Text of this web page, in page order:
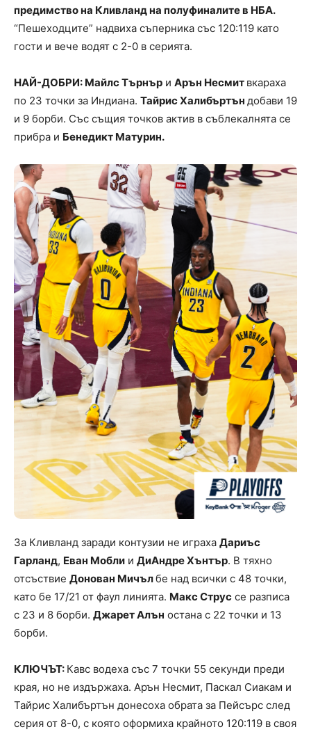
предимство на Кливланд на полуфиналите в НБА.
“Пешеходците” надвиха съперника със 120:119 като
гости и вече водят с 2-0 в серията.
НАЙ-ДОБРИ: Майлс Търнър и Арън Несмит вкараха
по 23 точки за Индиана. Тайрис Халибъртън добави 19
и 9 борби. Със същия точков актив в съблекалнята се
прибра и Бенедикт Матурин.
За Кливланд заради контузии не играха Дариъс
Гарланд, Еван Мобли и ДиАндре Хънтър. В тяхно
отсъствие Донован Мичълбе над всички с 48 точки,
като бе 17/21 от фаул линията. Макс Струс се разписа
с 23 и 8 борби. Джарет Алън остана с 22 точки и 13
борби.
КЛЮЧЪТ: Кавс водеха със 7 точки 55 секунди преди
края, но не издържаха. Арън Несмит, Паскал Сиакам и
Тайрис Халибъртън донесоха обрата за Пейсърс след
серия от 8-0, с която оформиха крайното 120:119 в своя